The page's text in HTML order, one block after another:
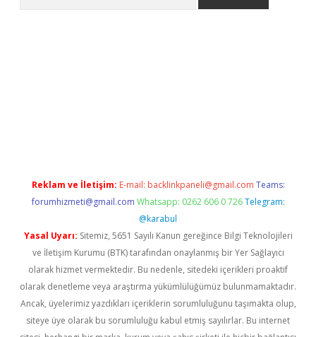
Reklam ve İletişim: E-mail: backlinkpaneli@gmail.com Teams:
forumhizmeti@gmail.com Whatsapp: 0262 606 0 726 Telegram:
@karabul
Yasal Uyarı: Sitemiz, 5651 Sayılı Kanun gereğince Bilgi Teknolojileri
ve İletişim Kurumu (BTK) tarafından onaylanmış bir Yer Sağlayıcı
olarak hizmet vermektedir. Bu nedenle, sitedeki içerikleri proaktif
olarak denetleme veya araştırma yükümlülüğümüz bulunmamaktadır.
Ancak, üyelerimiz yazdıkları içeriklerin sorumluluğunu taşımakta olup,
siteye üye olarak bu sorumluluğu kabul etmiş sayılırlar. Bu internet